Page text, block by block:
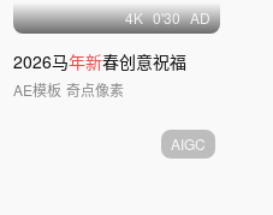
年开场片头
4K 0'30 AD
2026马年新春创意祝福
AE模板 奇点像素
AIGC